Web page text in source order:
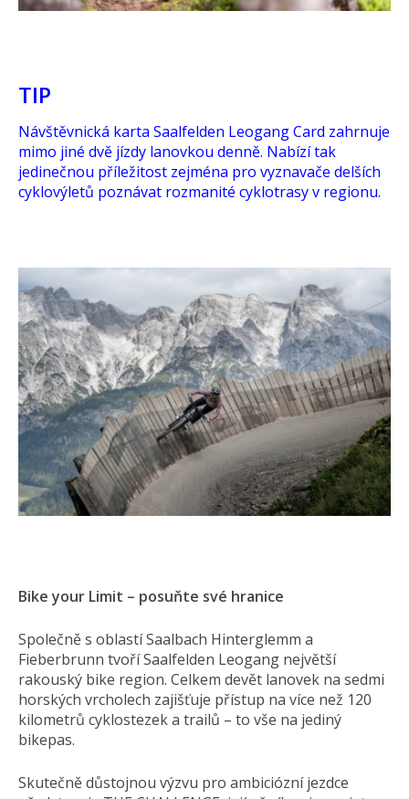
TIP
Návštěvnická karta Saalfelden Leogang Card zahrnuje
mimo jiné dvě jízdy lanovkou denně. Nabízí tak
jedinečnou příležitost zejména pro vyznavače delších
cyklovýletů poznávat rozmanité cyklotrasy v regionu.
Bike your Limit – posuňte své hranice
Společně s oblastí Saalbach Hinterglemm a
Fieberbrunn tvoří Saalfelden Leogang největší
rakouský bike region. Celkem devět lanovek na sedmi
horských vrcholech zajišťuje přístup na více než 120
kilometrů cyklostezek a trailů – to vše na jediný
bikepas.
Skutečně důstojnou výzvu pro ambiciózní jezdce